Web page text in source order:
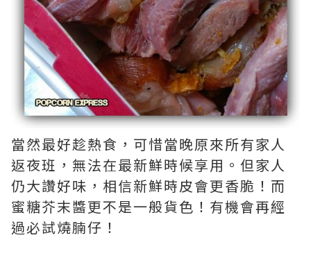
當然最好趁熱食，可惜當晚原來所有家人
返夜班，無法在最新鮮時候享用。但家人
仍大讚好味，相信新鮮時皮會更香脆！而
蜜糖芥末醬更不是一般貨色！有機會再經
過必試燒腩仔！